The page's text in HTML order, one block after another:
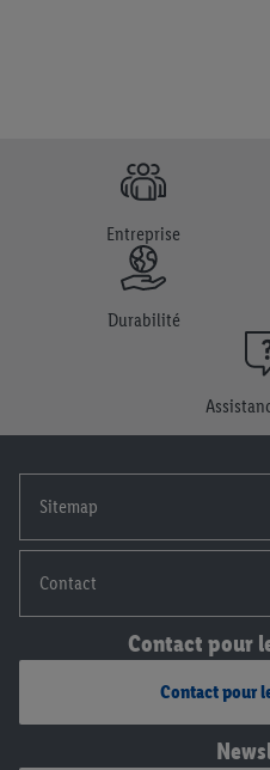
Entreprise
Durabilité
Sitemap
Contact
Contact pour
Contact pour